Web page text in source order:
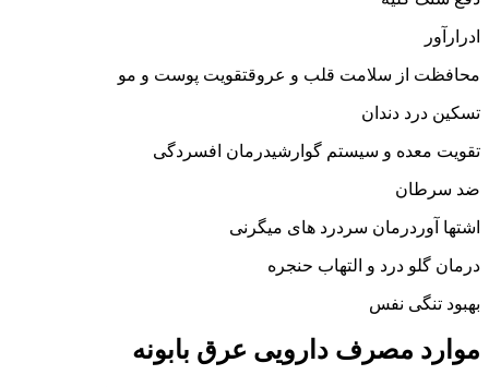
ادرارآور
محافظت از سلامت قلب و عروقتقویت پوست و مو
تسکین درد دندان
تقویت معده و سیستم گوارشیدرمان افسردگی
ضد سرطان
اشتها آوردرمان سردرد های میگرنی
درمان گلو درد و التهاب حنجره
بهبود تنگی نفس
موارد مصرف دارویی عرق بابونه